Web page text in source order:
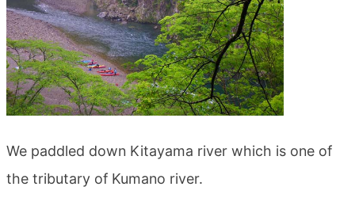
We paddled down Kitayama river which is one of
the tributary of Kumano river.